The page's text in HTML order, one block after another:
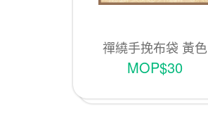
禪繞手挽布袋 黃色
MOP$30